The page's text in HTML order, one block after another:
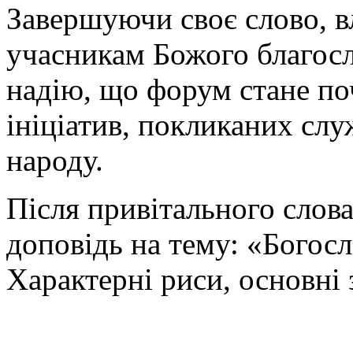
Завершуючи своє слово,
учасникам Божого
надію, що форум стане
ініціатив, покликаних
народу.
Після привітального
доповідь на тему:
Характерні риси, основні